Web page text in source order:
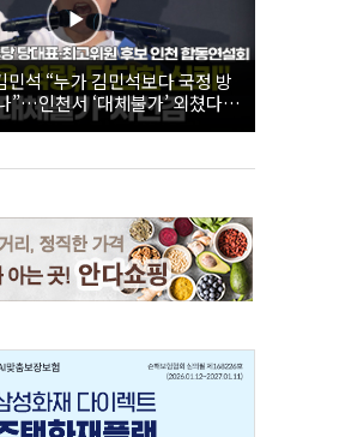
석 “누가 김민석보다 국정 방
”…인천서 ‘대체불가’ 외쳤다 |
민주당 당대표·최고위원 후